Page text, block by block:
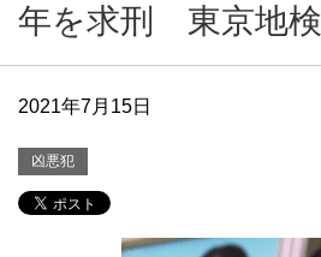
年を求刑 東京地検
2021年7月15日
凶悪犯